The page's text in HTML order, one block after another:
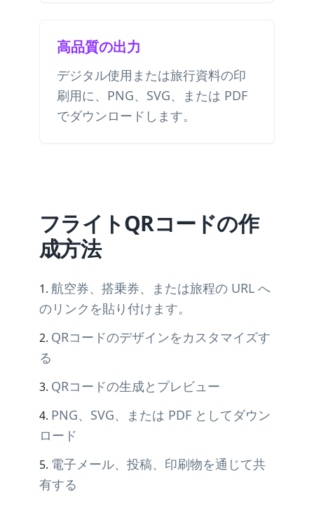
高品質の出力
デジタル使用または旅行資料の印
刷用に、PNG、SVG、または PDF
でダウンロードします。
フライトQRコードの作
成方法
航空券、搭乗券、または旅程の URL へ
のリンクを貼り付けます。
QRコードのデザインをカスタマイズす
る
QRコードの生成とプレビュー
PNG、SVG、または PDF としてダウン
ロード
電子メール、投稿、印刷物を通じて共
有する